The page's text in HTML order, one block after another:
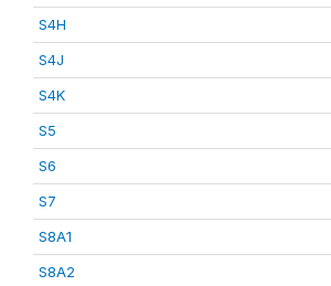
S4H
S4J
S4K
S5
S6
S7
S8A1
S8A2